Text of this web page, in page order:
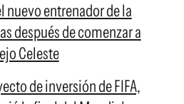
nuevo entrenador de la
después de comenzar a
Celeste
de inversión de FIFA,